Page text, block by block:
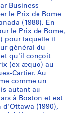
Business
le Prix de Rome
(1988). En
le Prix de Rome,
pour laquelle il
général du
qu'il conçoit
(ex æquo) au
Cartier. Au
comme un
autant au
à Boston et est
d'Ottawa (1990),